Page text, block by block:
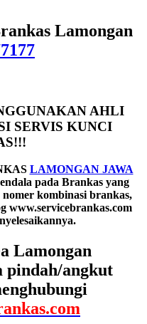
Lamongan
AHLI
SERVIS KUNCI
LAMONGAN JAWA
pada Brankas yang
kombinasi brankas,
www.servicebrankas.com
Lamongan
pindah/angkut